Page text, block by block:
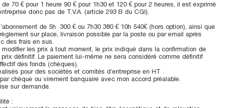
70 € pour 1 heure 90 € pour 1h30 et 120 € pour 2 heures, il est exprimé
donc pas de T.V.A. (article 293 B du CGI).
de 5h 300 € ou 7h30 380 € 10h 540€ (hors option), ainsi que
sur place, livraison possible par la poste ou par email après
des frais en sus.
les prix à tout moment, le prix indiqué dans la confirmation de
définitif. Le paiement lui-même ne sera considéré comme définitif
des fonds (chèques).
pour des sociétés et comités d’entreprise en HT .
chèque ou virement banquaire avec mon accord préalable.
sur demande.
: